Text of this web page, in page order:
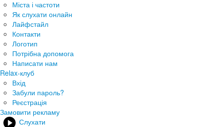
Міста і частоти
Як слухати онлайн
Лайфстайл
Контакти
Логотип
Потрібна допомога
Написати нам
Relax-клуб
Вхід
Забули пароль?
Реєстрація
Замовити рекламу
Слухати